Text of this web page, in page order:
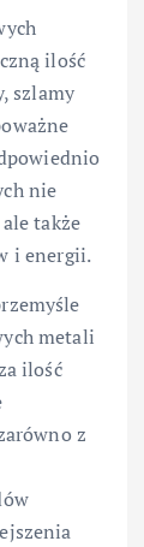
ilość
szlamy
nie
także
i energii.
metali
ilość
z